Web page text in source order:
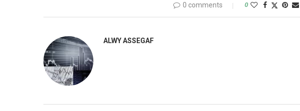
0 comments 0
ALWY ASSEGAF